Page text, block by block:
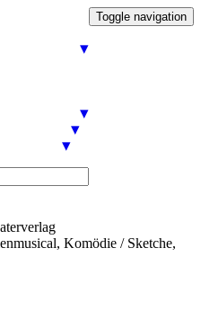
Toggle navigation
Komödie / Sketche,